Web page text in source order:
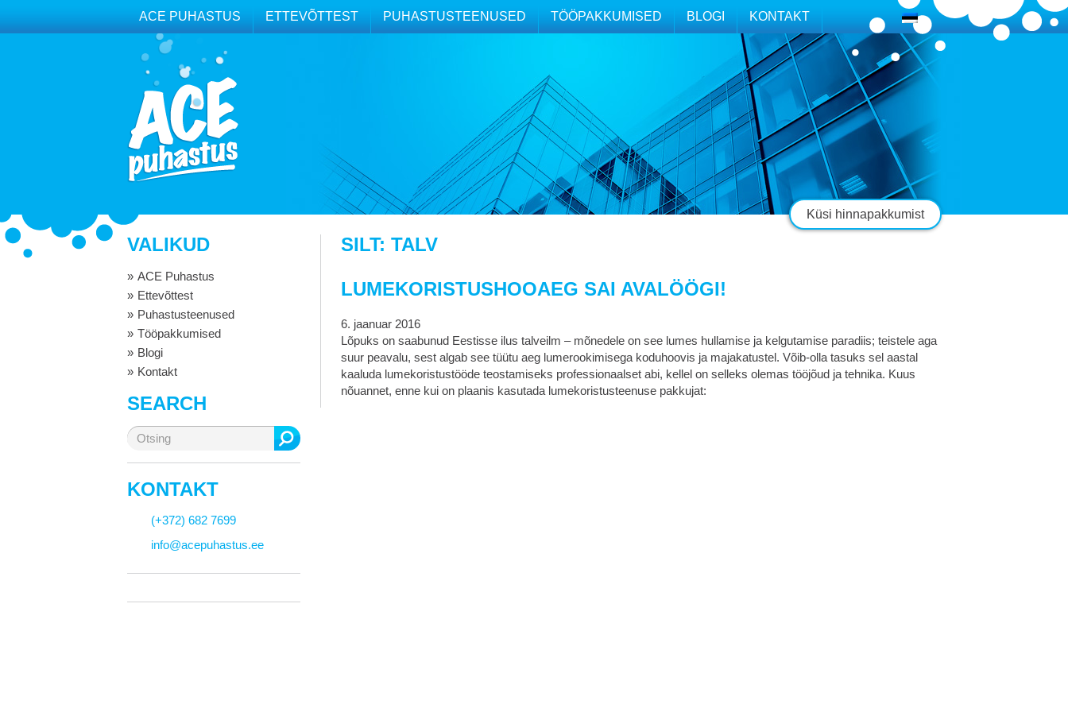
ACE PUHASTUS ETTEVÕTTEST PUHASTUSTEENUSED TÖÖPAKKUMISED BLOGI KONTAKT
Küsi hinnapakkumist
SILT:TALV
LUMEKORISTUSHOOAEG SAI AVALÖÖGI!
6. jaanuar 2016
Lõpuks on saabunud Eestisse ilus talveilm – mõnedele on see lumes hullamise ja kelgutamise paradiis; teistele aga
suur peavalu, sest algab see tüütu aeg lumerookimisega koduhoovis ja majakatustel. Võib-olla tasuks sel aastal
kaaluda lumekoristustööde teostamiseks professionaalset abi, kellel on selleks olemas tööjõud ja tehnika. Kuus
nõuannet, enne kui on plaanis kasutada lumekoristusteenuse pakkujat:
VALIKUD
ACE Puhastus
Ettevõttest
Puhastusteenused
Tööpakkumised
Blogi
Kontakt
SEARCH
Otsi:
KONTAKT
(+372) 682 7699
info@acepuhastus.ee